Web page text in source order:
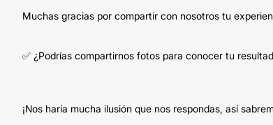
Muchas gracias por compartir con nosotros tu
✅ ¿Podrías compartirnos fotos para conocer tu
¡Nos haría mucha ilusión que nos respondas, así